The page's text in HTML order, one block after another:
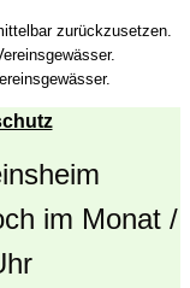
zurückzusetzen.
im Monat /